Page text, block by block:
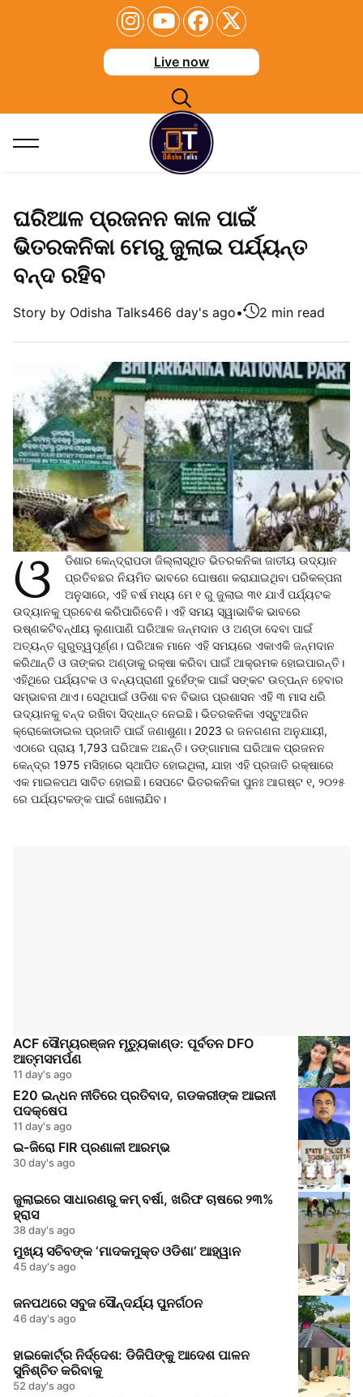
Live now
ଘରିଆଳ ପ୍ରଜନନ କାଳ ପାଇଁ
ଭିତରକନିକା ମେରୁ ଜୁଲାଇ ପର୍ଯ୍ୟନ୍ତ
ବନ୍ଦ ରହିବ
Story by Odisha Talks466 day's ago• 2 min read
ଓ
ଡିଶାର କେନ୍ଦ୍ରାପଡା ଜିଲ୍ଲାସ୍ଥିତ ଭିତରକନିକା ଜାତୀୟ ଉଦ୍ୟାନ
ପ୍ରତିବଛର ନିୟମିତ ଭାବରେ ଘୋଷଣା କରାଯାଇଥିବା ପରିକଳ୍ପନା
ଅନୁସାରେ, ଏହି ବର୍ଷ ମଧ୍ୟ ମେ ୧ ରୁ ଜୁଲାଇ ୩୧ ଯାଏଁ ପର୍ଯ୍ୟଟକ
ଉଦ୍ୟାନକୁ ପ୍ରବେଶ କରିପାରିବେନି। ଏହି ସମୟ ସ୍ୱାଭାବିକ ଭାବରେ
ଉଷ୍ଣକଟିବନ୍ଧୀୟ ଲୁଣାପାଣି ଘରିଆଳ ଜନ୍ମଦାନ ଓ ଅଣ୍ଡା ଦେବା ପାଇଁ
ଅତ୍ୟନ୍ତ ଗୁରୁତ୍ୱପୂର୍ଣ୍ଣ। ଘରିଆଳ ମାନେ ଏହି ସମୟରେ ଏକାଏକି ଜନ୍ମଦାନ
କରିଥାନ୍ତି ଓ ତାଙ୍କର ଅଣ୍ଡାକୁ ରକ୍ଷା କରିବା ପାଇଁ ଆକ୍ରମକ ହୋଇପାରନ୍ତି।
ଏହିଥିରେ ପର୍ଯ୍ୟଟକ ଓ ବନ୍ୟପ୍ରାଣୀ ଦୁହେଁଙ୍କ ପାଇଁ ସଙ୍କଟ ଉତ୍ପନ୍ନ ହେବାର
ସମ୍ଭାବନା ଥାଏ। ସେଥିପାଇଁ ଓଡିଶା ବନ ବିଭାଗ ପ୍ରଶାସନ ଏହି ୩ ମାସ ଧରି
ଉଦ୍ୟାନକୁ ବନ୍ଦ ରଖିବା ସିଦ୍ଧାନ୍ତ ନେଇଛି। ଭିତରକନିକା ଏସ୍ଟୁଆରିନ
କ୍ରୋକୋଡାଇଲ ପ୍ରଜାତି ପାଇଁ ଜଣାଶୁଣା। 2023 ର ଜନଗଣନା ଅନୁଯାୟୀ,
ଏଠାରେ ପ୍ରାୟ 1,793 ଘରିଆଳ ଅଛନ୍ତି। ଡଙ୍ଗାମାଳା ଘରିଆଳ ପ୍ରଜନନ
କେନ୍ଦ୍ର 1975 ମସିହାରେ ସ୍ଥାପିତ ହୋଇଥିଲା, ଯାହା ଏହି ପ୍ରଜାତି ରକ୍ଷାରେ
ଏକ ମାଇଳପଥ ସାବିତ ହୋଇଛି। ସେପଟେ ଭିତରକନିକା ପୁନଃ ଆଗଷ୍ଟ ୧, ୨୦୨୫
ରେ ପର୍ଯ୍ୟଟକଙ୍କ ପାଇଁ ଖୋଲାଯିବ।
ACF ସୌମ୍ୟରଞ୍ଜନ ମୃତ୍ୟୁକାଣ୍ଡ: ପୂର୍ବତନ DFO
ଆତ୍ମସମର୍ପଣ
11 day's ago
E20 ଇନ୍ଧନ ନୀତିରେ ପ୍ରତିବାଦ, ଗଡକରୀଙ୍କ ଆଇନୀ
ପଦକ୍ଷେପ
11 day's ago
ଇ-ଜିରୋ FIR ପ୍ରଣାଳୀ ଆରମ୍ଭ
30 day's ago
ଜୁଲାଇରେ ସାଧାରଣରୁ କମ୍ ବର୍ଷା, ଖରିଫ ଚାଷରେ ୨୩%
ହ୍ରାସ
38 day's ago
ମୁଖ୍ୟ ସଚିବଙ୍କ ‘ମାଦକମୁକ୍ତ ଓଡିଶା’ ଆହ୍ୱାନ
45 day's ago
ଜନପଥରେ ସବୁଜ ସୌନ୍ଦର୍ଯ୍ୟ ପୁନର୍ଗଠନ
46 day's ago
ହାଇକୋର୍ଟ୍‌ର ନିର୍ଦ୍ଦେଶ: ଡିଜିପିଙ୍କୁ ଆଦେଶ ପାଳନ
ସୁନିଶ୍ଚିତ କରିବାକୁ
52 day's ago